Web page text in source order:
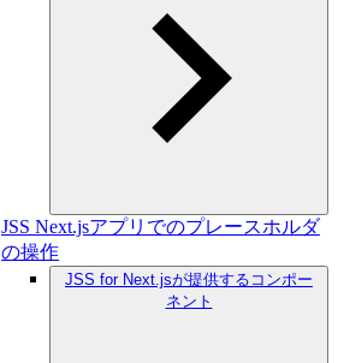
JSS Next.jsアプリでのプレースホルダ
の操作
JSS for Next.jsが提供するコンポー
ネント